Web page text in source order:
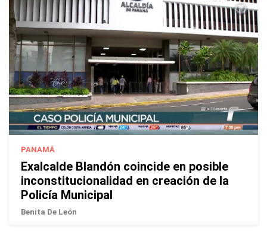
PANAMÁ
Exalcalde Blandón coincide en posible
inconstitucionalidad en creación de la
Policía Municipal
Benita De León